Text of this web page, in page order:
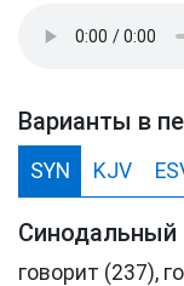
Варианты в
SYN KJV
Синодальный
говорит (237),